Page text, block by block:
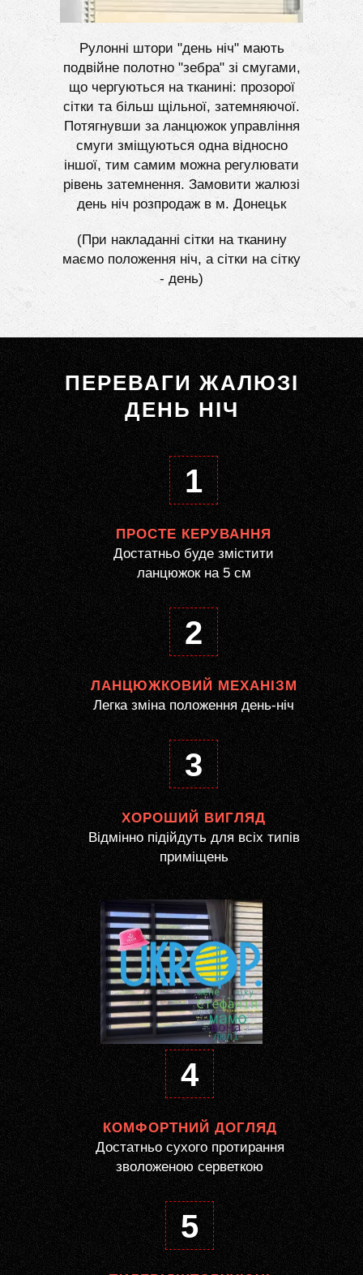
Рулонні штори "день ніч" мають
подвійне полотно "зебра" зі смугами,
що чергуються на тканині: прозорої
сітки та більш щільної, затемняючої.
Потягнувши за ланцюжок управління
смуги зміщуються одна відносно
іншої, тим самим можна регулювати
рівень затемнення. Замовити жалюзі
день ніч розпродаж в м. Донецьк
(При накладанні сітки на тканину
маємо положення ніч, а сітки на сітку
- день)
ПЕРЕВАГИ ЖАЛЮЗІ
ДЕНЬ НІЧ
1
ПРОСТЕ КЕРУВАННЯ
Достатньо буде змістити
ланцюжок на 5 см
2
ЛАНЦЮЖКОВИЙ МЕХАНІЗМ
Легка зміна положення день-ніч
3
ХОРОШИЙ ВИГЛЯД
Відмінно підійдуть для всіх типів
приміщень
4
КОМФОРТНИЙ ДОГЛЯД
Достатньо сухого протирання
зволоженою серветкою
5